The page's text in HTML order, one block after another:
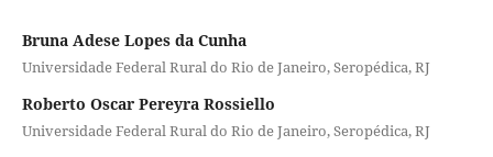
Bruna Adese Lopes da Cunha
Universidade Federal Rural do Rio de Janeiro, Seropédica, RJ
Roberto Oscar Pereyra Rossiello
Universidade Federal Rural do Rio de Janeiro, Seropédica, RJ